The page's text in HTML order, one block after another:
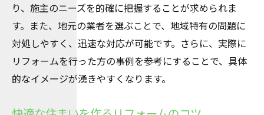
り、施主のニーズを的確に把握することが求められま
す。また、地元の業者を選ぶことで、地域特有の問題に
対処しやすく、迅速な対応が可能です。さらに、実際に
リフォームを行った方の事例を参考にすることで、具体
的なイメージが湧きやすくなります。